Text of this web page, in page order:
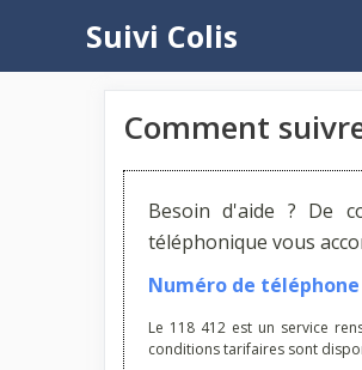
contenu
Suivi Colis
Comment
Besoin d'aide ? De
téléphonique vous
Numéro de
Le 118 412 est un service
conditions tarifaires sont